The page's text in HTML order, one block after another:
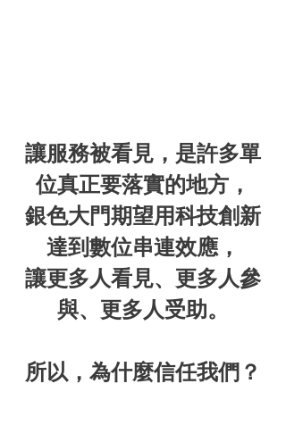
讓服務被看見，是許多單
位真正要落實的地方，
銀色大門期望用科技創新
達到數位串連效應，
讓更多人看見、更多人參
與、更多人受助。
所以，為什麼信任我們？